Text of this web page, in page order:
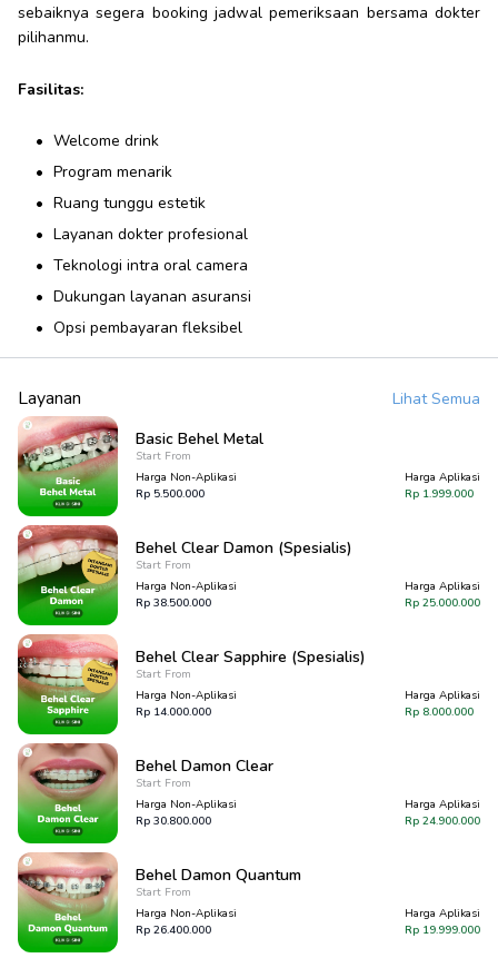
sebaiknya segera booking jadwal pemeriksaan bersama dokter
pilihanmu.
Fasilitas:
Welcome drink
Program menarik
Ruang tunggu estetik
Layanan dokter profesional
Teknologi intra oral camera
Dukungan layanan asuransi
Opsi pembayaran fleksibel
Layanan
Lihat Semua
Basic Behel Metal
Start From
Harga Non-Aplikasi
Rp 5.500.000
Harga Aplikasi
Rp 1.999.000
Behel Clear Damon (Spesialis)
Start From
Harga Non-Aplikasi
Rp 38.500.000
Harga Aplikasi
Rp 25.000.000
Behel Clear Sapphire (Spesialis)
Start From
Harga Non-Aplikasi
Rp 14.000.000
Harga Aplikasi
Rp 8.000.000
Behel Damon Clear
Start From
Harga Non-Aplikasi
Rp 30.800.000
Harga Aplikasi
Rp 24.900.000
Behel Damon Quantum
Start From
Harga Non-Aplikasi
Rp 26.400.000
Harga Aplikasi
Rp 19.999.000